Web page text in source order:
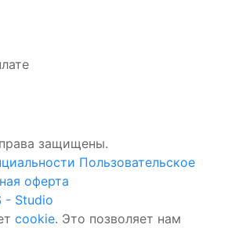
защищены.
Пользовательское
оферта
- Studio
cookie. Это позволяет нам